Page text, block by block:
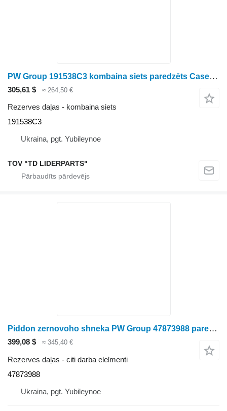
PW Group 191538C3 kombaina siets paredzēts Case IH 2366 graudu kombaina
305,61 $ ≈ 264,50 €
Rezerves daļas - kombaina siets
191538C3
Ukraina, pgt. Yubileynoe
TOV "TD LIDERPARTS"
Piddon zernovoho shneka PW Group 47873988 paredzēts Case IH 7140 graudu kombaina
399,08 $ ≈ 345,40 €
Rezerves daļas - citi darba elelmenti
47873988
Ukraina, pgt. Yubileynoe